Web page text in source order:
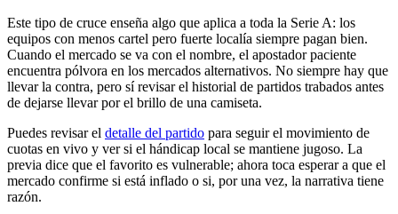
Este tipo de cruce enseña algo que aplica a toda la Serie A: los
equipos con menos cartel pero fuerte localía siempre pagan bien.
Cuando el mercado se va con el nombre, el apostador paciente
encuentra pólvora en los mercados alternativos. No siempre hay que
llevar la contra, pero sí revisar el historial de partidos trabados antes
de dejarse llevar por el brillo de una camiseta.
Puedes revisar el detalle del partido para seguir el movimiento de
cuotas en vivo y ver si el hándicap local se mantiene jugoso. La
previa dice que el favorito es vulnerable; ahora toca esperar a que el
mercado confirme si está inflado o si, por una vez, la narrativa tiene
razón.